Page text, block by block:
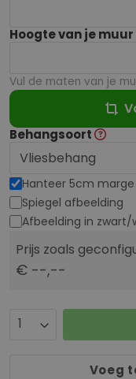
Hoogte van je muur
Vul de maten van je
Behangsoort
Hanteer 5cm marge
Spiegel afbeelding
Afbeelding in zwart/
Prijs zoals
€ --,--
Voeg